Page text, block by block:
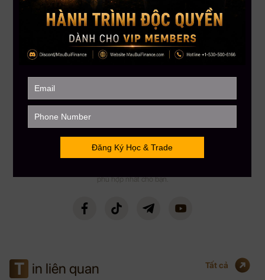
FOUNDER & CEO MAU BUI FINANCE
Stock USA. CEO Mau Bui sở hữu số lượng học viên trên toàn cầu lên đến
gần 5000+, kênh Youtube đạt Nút Bạc với hơn 108,000 Subscribers. CEO
phù hợp nhất cho bạn.
T in liên quan Tất cả